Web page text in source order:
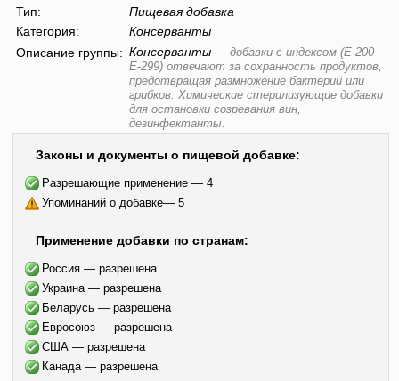
Тип:
Пищевая добавка
Категория:
Консерванты
Описание группы: Консерванты — добавки с индексом (E-200 -
E-299) отвечают за сохранность продуктов,
предотвращая размножение бактерий или
грибков. Химические стерилизующие добавки
для остановки созревания вин,
дезинфектанты.
Законы и документы о пищевой добавке:
Разрешающие применение — 4
Упоминаний о добавке— 5
Применение добавки по странам:
Россия — разрешена
Украина — разрешена
Беларусь — разрешена
Евросоюз — разрешена
США — разрешена
Канада — разрешена